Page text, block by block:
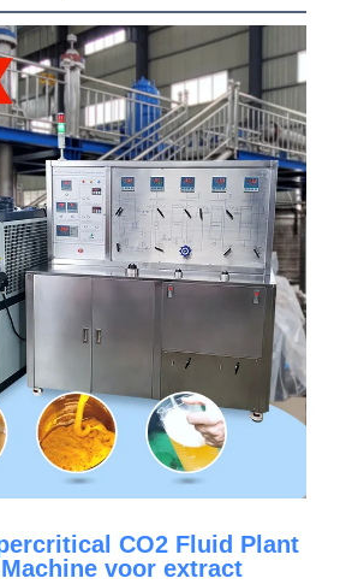
CO2 Fluid Plant
voor extract